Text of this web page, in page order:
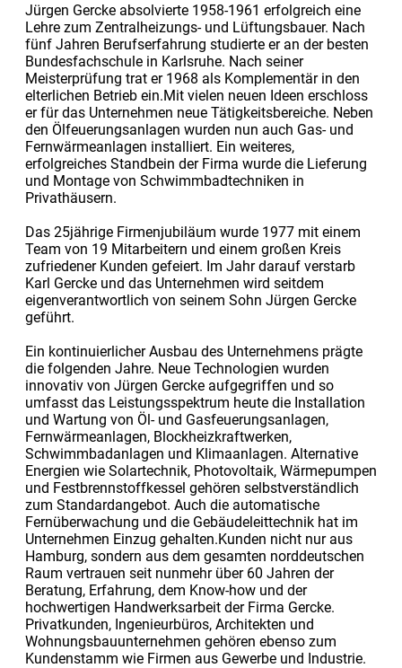
Jürgen Gercke absolvierte 1958-1961 erfolgreich eine
Lehre zum Zentralheizungs- und Lüftungsbauer. Nach
fünf Jahren Berufserfahrung studierte er an der besten
Bundesfachschule in Karlsruhe. Nach seiner
Meisterprüfung trat er 1968 als Komplementär in den
elterlichen Betrieb ein.Mit vielen neuen Ideen erschloss
er für das Unternehmen neue Tätigkeitsbereiche. Neben
den Ölfeuerungsanlagen wurden nun auch Gas- und
Fernwärmeanlagen installiert. Ein weiteres,
erfolgreiches Standbein der Firma wurde die Lieferung
und Montage von Schwimmbadtechniken in
Privathäusern.
Das 25jährige Firmenjubiläum wurde 1977 mit einem
Team von 19 Mitarbeitern und einem großen Kreis
zufriedener Kunden gefeiert. Im Jahr darauf verstarb
Karl Gercke und das Unternehmen wird seitdem
eigenverantwortlich von seinem Sohn Jürgen Gercke
geführt.
Ein kontinuierlicher Ausbau des Unternehmens prägte
die folgenden Jahre. Neue Technologien wurden
innovativ von Jürgen Gercke aufgegriffen und so
umfasst das Leistungsspektrum heute die Installation
und Wartung von Öl- und Gasfeuerungsanlagen,
Fernwärmeanlagen, Blockheizkraftwerken,
Schwimmbadanlagen und Klimaanlagen. Alternative
Energien wie Solartechnik, Photovoltaik, Wärmepumpen
und Festbrennstoffkessel gehören selbstverständlich
zum Standardangebot. Auch die automatische
Fernüberwachung und die Gebäudeleittechnik hat im
Unternehmen Einzug gehalten.Kunden nicht nur aus
Hamburg, sondern aus dem gesamten norddeutschen
Raum vertrauen seit nunmehr über 60 Jahren der
Beratung, Erfahrung, dem Know-how und der
hochwertigen Handwerksarbeit der Firma Gercke.
Privatkunden, Ingenieurbüros, Architekten und
Wohnungsbauunternehmen gehören ebenso zum
Kundenstamm wie Firmen aus Gewerbe und Industrie.